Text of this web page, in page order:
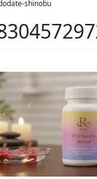
shinobu